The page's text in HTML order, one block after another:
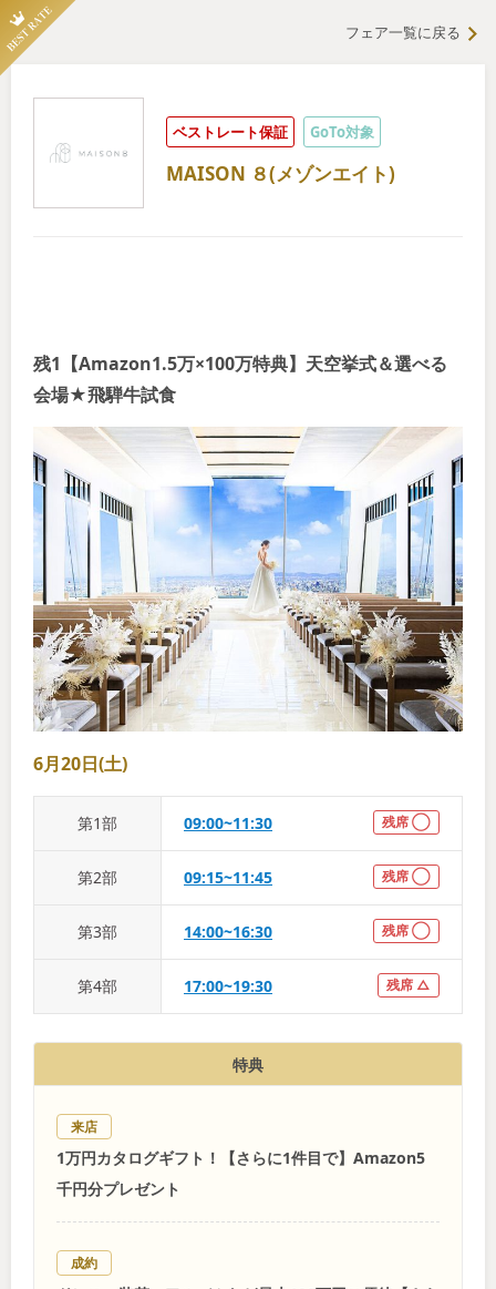
フェア一覧に戻る
ベストレート保証 GoTo対象
MAISON ８(メゾンエイト)
残1【Amazon1.5万×100万特典】天空挙式＆選べる
会場★飛騨牛試食
6月20日(土)
第1部 09:00~11:30 残席 ◯
第2部 09:15~11:45 残席 ◯
第3部 14:00~16:30 残席 ◯
第4部 17:00~19:30 残席 △
特典
来店
1万円カタログギフト！【さらに1件目で】Amazon5
千円分プレゼント
成約